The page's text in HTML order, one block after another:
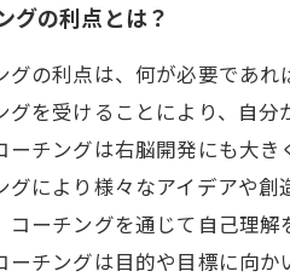
グの利点とは？
グの利点は、何が必要であれ
グを受けることにより、自分
ーチングは右脳開発にも大き
グにより様々なアイデアや創
コーチングを通じて自己理解
ーチングは目的や目標に向か